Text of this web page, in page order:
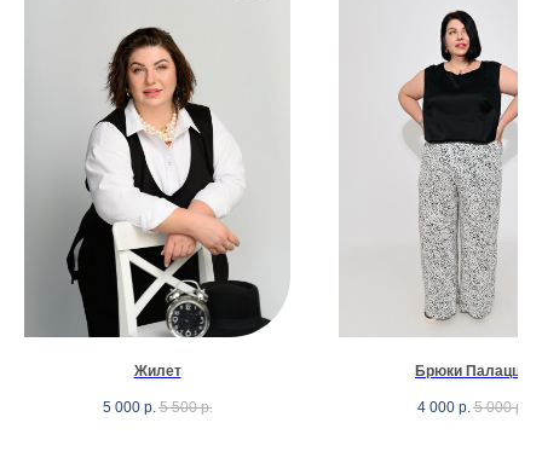
Жилет
5 000 р. 5 500 р.
Брюки Палаццо
4 000 р. 5 000 р.